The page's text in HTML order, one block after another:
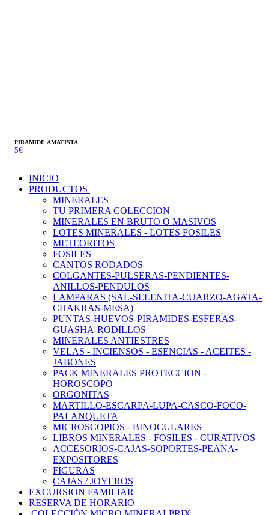
PIRAMIDE AMATISTA
5€
INICIO
PRODUCTOS
MINERALES
TU PRIMERA COLECCION
MINERALES EN BRUTO O MASIVOS
LOTES MINERALES - LOTES FOSILES
METEORITOS
FOSILES
CANTOS RODADOS
COLGANTES-PULSERAS-PENDIENTES-
ANILLOS-PENDULOS
LAMPARAS (SAL-SELENITA-CUARZO-AGATA-
CHAKRAS-MESA)
PUNTAS-HUEVOS-PIRAMIDES-ESFERAS-
GUASHA-RODILLOS
MINERALES ANTIESTRES
VELAS - INCIENSOS - ESENCIAS - ACEITES -
JABONES
PACK MINERALES PROTECCION -
HOROSCOPO
ORGONITAS
MARTILLO-ESCARPA-LUPA-CASCO-FOCO-
PALANQUETA
MICROSCOPIOS - BINOCULARES
LIBROS MINERALES - FOSILES - CURATIVOS
ACCESORIOS-CAJAS-SOPORTES-PEANA-
EXPOSITORES
FIGURAS
CAJAS / JOYEROS
EXCURSION FAMILIAR
RESERVA DE HORARIO